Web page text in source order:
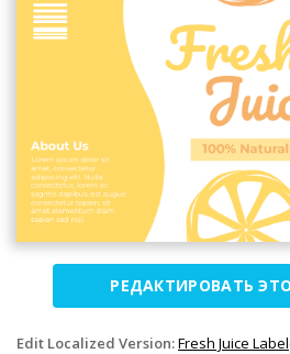
РЕДАКТИРОВАТЬ
Edit Localized Version:Fresh Juice